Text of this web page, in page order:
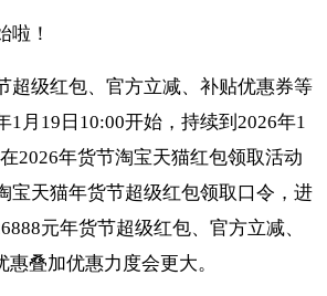
啦！
超级红包、官方立减、补贴优惠券等
1月19日10:00开始，持续到2026年1
2026年货节淘宝天猫红包领取活动
宝天猫年货节超级红包领取口令，进
元年货节超级红包、官方立减、
叠加优惠力度会更大。